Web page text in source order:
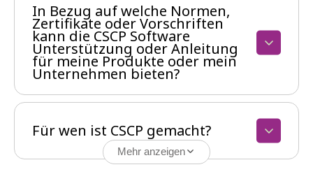
In Bezug auf welche Normen,
Zertifikate oder Vorschriften
kann die CSCP Software
Unterstützung oder Anleitung
für meine Produkte oder mein
Unternehmen bieten?
Für wen ist CSCP gemacht?
Mehr anzeigen